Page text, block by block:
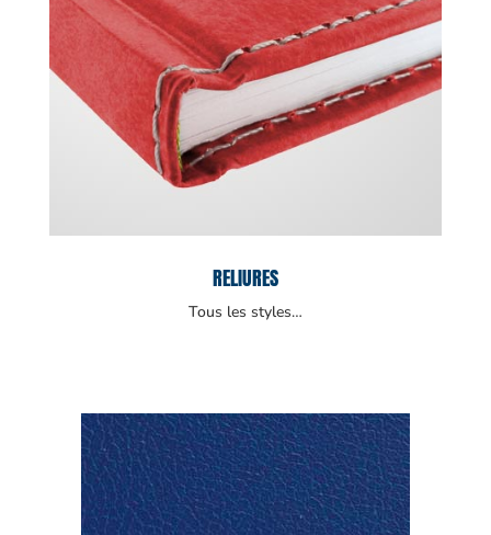
RELIURES
Tous les styles…